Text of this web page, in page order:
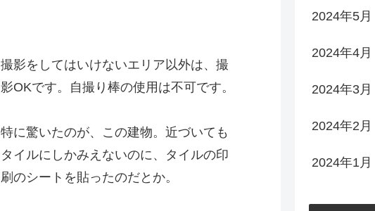
撮影をしてはいけないエリア以外は、撮
影OKです。自撮り棒の使用は不可です。
特に驚いたのが、この建物。近づいても
タイルにしかみえないのに、タイルの印
刷のシートを貼ったのだとか。
2024年5月
2024年4月
2024年3月
2024年2月
2024年1月